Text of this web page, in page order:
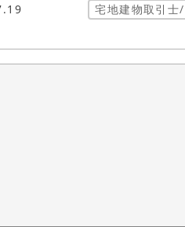
宅地建物取引士